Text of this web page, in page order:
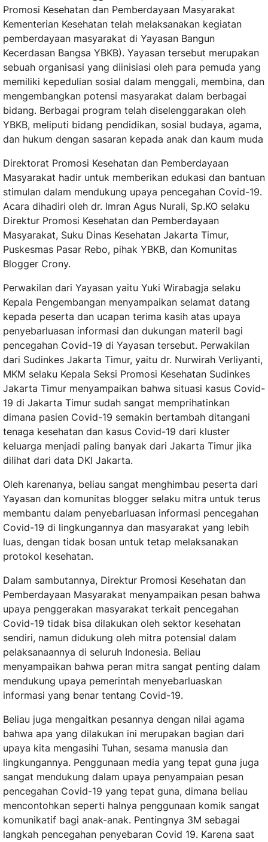
Promosi Kesehatan dan Pemberdayaan Masyarakat
Kementerian Kesehatan telah melaksanakan kegiatan
pemberdayaan masyarakat di Yayasan Bangun
Kecerdasan Bangsa YBKB). Yayasan tersebut merupakan
sebuah organisasi yang diinisiasi oleh para pemuda yang
memiliki kepedulian sosial dalam menggali, membina, dan
mengembangkan potensi masyarakat dalam berbagai
bidang. Berbagai program telah diselenggarakan oleh
YBKB, meliputi bidang pendidikan, sosial budaya, agama,
dan hukum dengan sasaran kepada anak dan kaum muda
Direktorat Promosi Kesehatan dan Pemberdayaan
Masyarakat hadir untuk memberikan edukasi dan bantuan
stimulan dalam mendukung upaya pencegahan Covid-19.
Acara dihadiri oleh dr. Imran Agus Nurali, Sp.KO selaku
Direktur Promosi Kesehatan dan Pemberdayaan
Masyarakat, Suku Dinas Kesehatan Jakarta Timur,
Puskesmas Pasar Rebo, pihak YBKB, dan Komunitas
Blogger Crony.
Perwakilan dari Yayasan yaitu Yuki Wirabagja selaku
Kepala Pengembangan menyampaikan selamat datang
kepada peserta dan ucapan terima kasih atas upaya
penyebarluasan informasi dan dukungan materil bagi
pencegahan Covid-19 di Yayasan tersebut. Perwakilan
dari Sudinkes Jakarta Timur, yaitu dr. Nurwirah Verliyanti,
MKM selaku Kepala Seksi Promosi Kesehatan Sudinkes
Jakarta Timur menyampaikan bahwa situasi kasus Covid-
19 di Jakarta Timur sudah sangat memprihatinkan
dimana pasien Covid-19 semakin bertambah ditangani
tenaga kesehatan dan kasus Covid-19 dari kluster
keluarga menjadi paling banyak dari Jakarta Timur jika
dilihat dari data DKI Jakarta.
Oleh karenanya, beliau sangat menghimbau peserta dari
Yayasan dan komunitas blogger selaku mitra untuk terus
membantu dalam penyebarluasan informasi pencegahan
Covid-19 di lingkungannya dan masyarakat yang lebih
luas, dengan tidak bosan untuk tetap melaksanakan
protokol kesehatan.
Dalam sambutannya, Direktur Promosi Kesehatan dan
Pemberdayaan Masyarakat menyampaikan pesan bahwa
upaya penggerakan masyarakat terkait pencegahan
Covid-19 tidak bisa dilakukan oleh sektor kesehatan
sendiri, namun didukung oleh mitra potensial dalam
pelaksanaannya di seluruh Indonesia. Beliau
menyampaikan bahwa peran mitra sangat penting dalam
mendukung upaya pemerintah menyebarluaskan
informasi yang benar tentang Covid-19.
Beliau juga mengaitkan pesannya dengan nilai agama
bahwa apa yang dilakukan ini merupakan bagian dari
upaya kita mengasihi Tuhan, sesama manusia dan
lingkungannya. Penggunaan media yang tepat guna juga
sangat mendukung dalam upaya penyampaian pesan
pencegahan Covid-19 yang tepat guna, dimana beliau
mencontohkan seperti halnya penggunaan komik sangat
komunikatif bagi anak-anak. Pentingnya 3M sebagai
langkah pencegahan penyebaran Covid 19. Karena saat